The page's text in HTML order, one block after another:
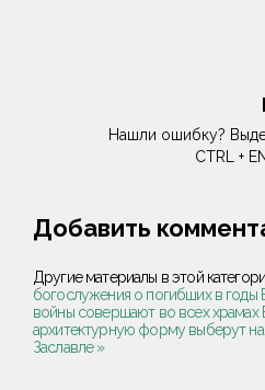
Нашли ошибку?
CTRL +
Добавить
Другие материалы в этой
богослужения о погибших в годы
войны совершают во всех храмах
архитектурную форму выберут
Заславле »